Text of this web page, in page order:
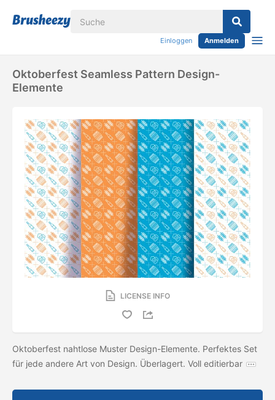
Einloggen Anmelden
Oktoberfest Seamless Pattern Design-
Elemente
LICENSE INFO
Oktoberfest nahtlose Muster Design-Elemente. Perfektes Set
für jede andere Art von Design. Überlagert. Voll editierbar